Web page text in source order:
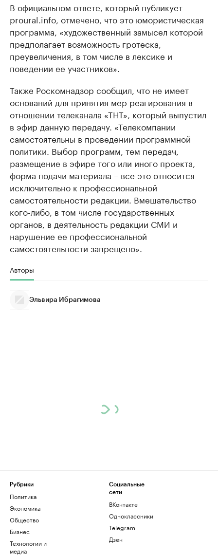
В официальном ответе, который публикует
proural.info, отмечено, что это юмористическая
программа, «художественный замысел которой
предполагает возможность гротеска,
преувеличения, в том числе в лексике и
поведении ее участников».
Также Роскомнадзор сообщил, что не имеет
оснований для принятия мер реагирования в
отношении телеканала «ТНТ», который выпустил
в эфир данную передачу. «Телекомпании
самостоятельны в проведении программной
политики. Выбор программ, тем передач,
размещение в эфире того или иного проекта,
форма подачи материала – все это относится
исключительно к профессиональной
самостоятельности редакции. Вмешательство
кого-либо, в том числе государственных
органов, в деятельность редакции СМИ и
нарушение ее профессиональной
самостоятельности запрещено».
Авторы
Эльвира Ибрагимова
Рубрики
Политика
Экономика
Общество
Бизнес
Технологии и
медиа
Социальные
сети
ВКонтакте
Одноклассники
Telegram
Дзен